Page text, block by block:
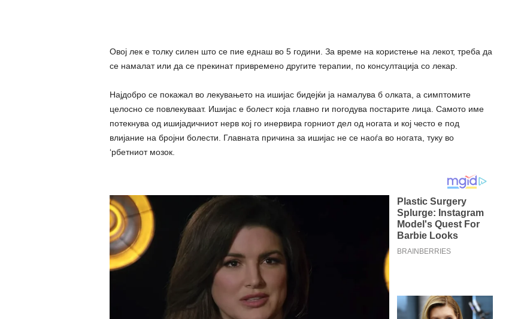
Овој лек е толку силен што се пие еднаш во 5 години. За време на користење на лекот, треба да
се намалат или да се прекинат привремено другите терапии, по консултација со лекар.
Најдобро се покажал во лекувањето на ишијас бидејќи ја намалува б олката, а симптомите
целосно се повлекуваат. Ишијас е болест која главно ги погодува постарите лица. Самото име
потекнува од ишијадичниот нерв кој го инервира горниот дел од ногата и кој често е под
влијание на бројни болести. Главната причина за ишијас не се наоѓа во ногата, туку во
‘рбетниот мозок.